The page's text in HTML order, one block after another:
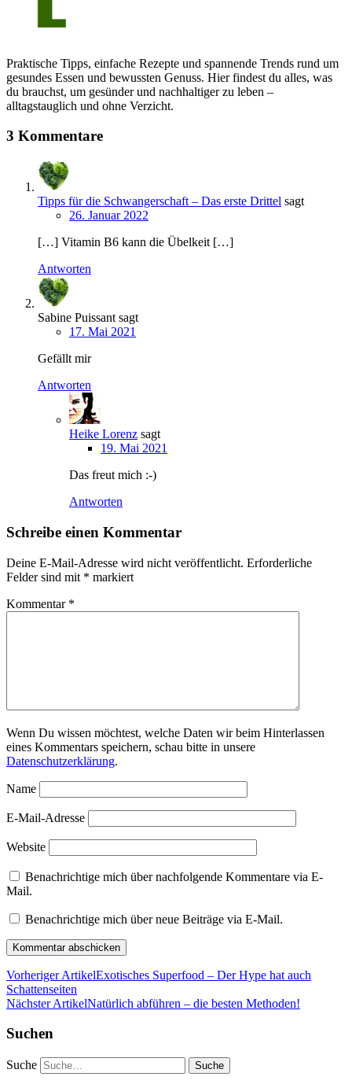
Praktische Tipps, einfache Rezepte und spannende Trends rund um
gesundes Essen und bewussten Genuss. Hier findest du alles, was
du brauchst, um gesünder und nachhaltiger zu leben –
alltagstauglich und ohne Verzicht.
3 Kommentare
Tipps für die Schwangerschaft – Das erste Drittel sagt
26. Januar 2022
[…] Vitamin B6 kann die Übelkeit […]
Antworten
Sabine Puissant sagt
17. Mai 2021
Gefällt mir
Antworten
Heike Lorenz sagt
19. Mai 2021
Das freut mich :-)
Antworten
Schreibe einen Kommentar
Deine E-Mail-Adresse wird nicht veröffentlicht. Erforderliche
Felder sind mit * markiert
Kommentar *
Wenn Du wissen möchtest, welche Daten wir beim Hinterlassen
eines Kommentars speichern, schau bitte in unsere
Datenschutzerklärung.
Name
E-Mail-Adresse
Website
Benachrichtige mich über nachfolgende Kommentare via E-
Mail.
Benachrichtige mich über neue Beiträge via E-Mail.
Vorheriger ArtikelExotisches Superfood – Der Hype hat auch
Schattenseiten
Nächster ArtikelNatürlich abführen – die besten Methoden!
Suchen
Suche